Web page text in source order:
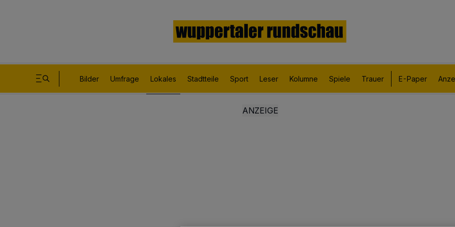
Bilder Umfrage Lokales Stadtteile Sport Leser Kolumne Spiele Trauer E-Paper